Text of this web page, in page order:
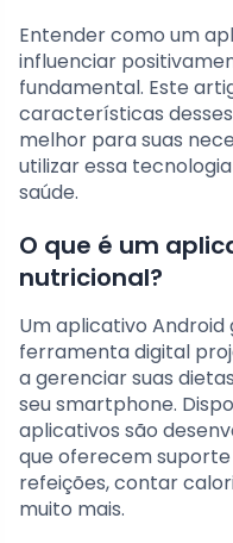
Entender como um
influenciar
fundamental. Este
características
melhor para suas
utilizar essa
saúde.
O que é um
nutricional?
Um aplicativo Android
ferramenta digital
a gerenciar suas
seu smartphone.
aplicativos são
que oferecem
refeições, contar
muito mais.